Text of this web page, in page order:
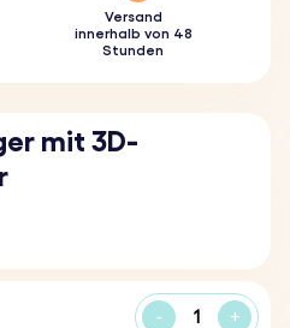
Versand
innerhalb von 48
Stunden
mit 3D-
- +